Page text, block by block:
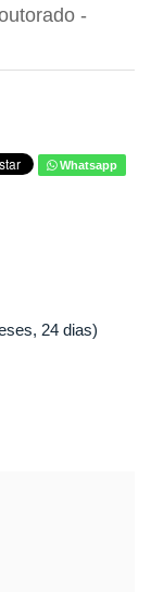
-
Whatsapp
24 dias)